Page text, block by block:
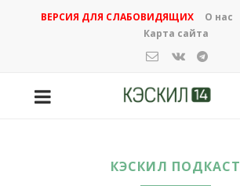
ВЕРСИЯ ДЛЯ СЛАБОВИДЯЩИХ О нас
Карта сайта
КЭСКИЛ ПОДКАСТ